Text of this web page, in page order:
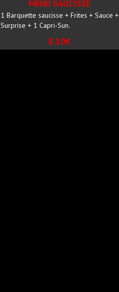
MENU SAUCISSE
1 Barquette saucisse + Frites + Sauce +
Surprise + 1 Capri-Sun.
8.50€